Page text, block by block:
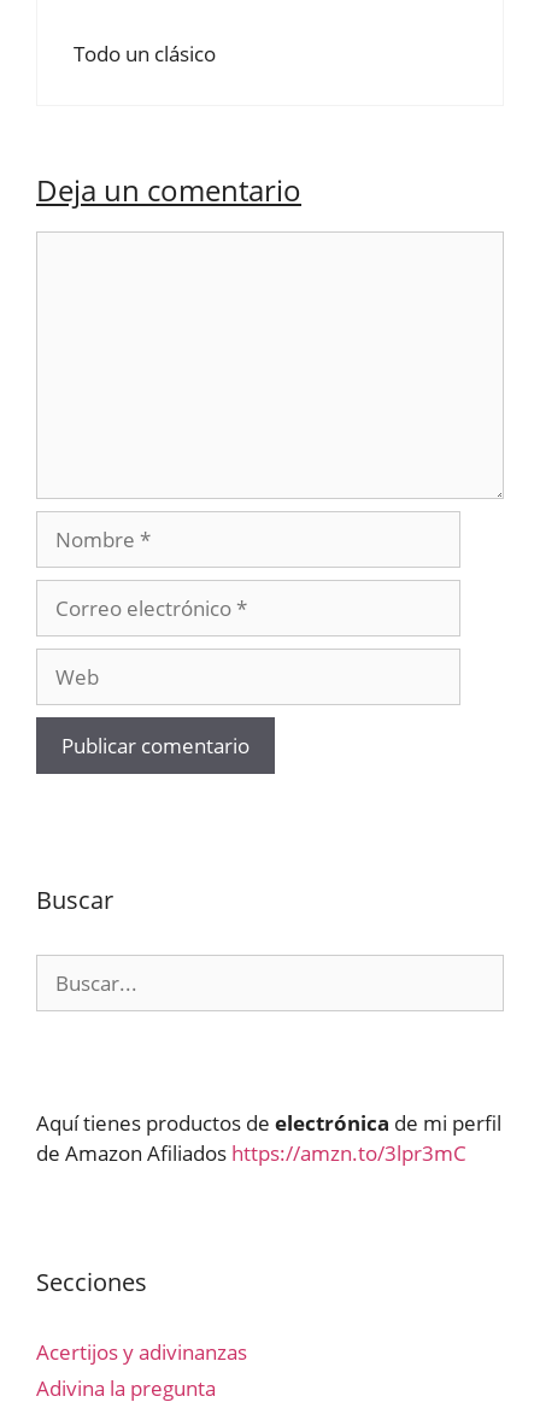
Todo un clásico
Deja un comentario
Nombre
electrónico
Buscar
Aquí tienes productos de electrónica de mi perfil
de Amazon Afiliados https://amzn.to/3lpr3mC
Secciones
Acertijos y adivinanzas
Adivina la pregunta